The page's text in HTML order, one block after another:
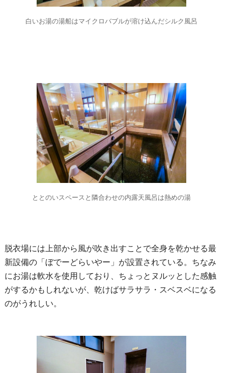
白いお湯の湯船はマイクロバブルが溶け込んだシルク風呂
ととのいスペースと隣合わせの内露天風呂は熱めの湯
脱衣場には上部から風が吹き出すことで全身を乾かせる最
新設備の「ぼでーどらいやー」が設置されている。ちなみ
にお湯は軟水を使用しており、ちょっとヌルッとした感触
がするかもしれないが、乾けばサラサラ・スベスベになる
のがうれしい。